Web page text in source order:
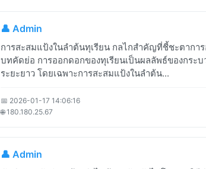
👤 Admin
การสะสมแป้งในลำต้นทุเรียน กลไกสำคัญที่ชี้ชะตากา
บทคัดย่อ การออกดอกของทุเรียนเป็นผลลัพธ์ของกระบ
ระยะยาว โดยเฉพาะการสะสมแป้งในลำต้น...
📅 2026-01-17 14:06:16
🌐 180.180.25.67
👤 Admin